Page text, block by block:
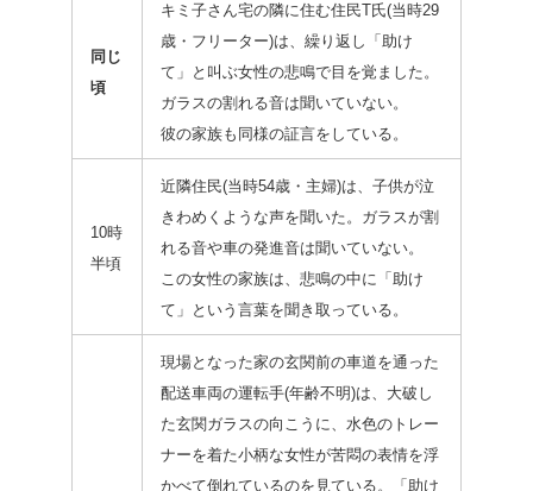
同じ
頃
キミ子さん宅の隣に住む住民T氏(当時29
歳・フリーター)は、繰り返し「助け
て」と叫ぶ女性の悲鳴で目を覚ました。
ガラスの割れる音は聞いていない。
彼の家族も同様の証言をしている。
10時
半頃
近隣住民(当時54歳・主婦)は、子供が泣
きわめくような声を聞いた。ガラスが割
れる音や車の発進音は聞いていない。
この女性の家族は、悲鳴の中に「助け
て」という言葉を聞き取っている。
現場となった家の玄関前の車道を通った
配送車両の運転手(年齢不明)は、大破し
た玄関ガラスの向こうに、水色のトレー
ナーを着た小柄な女性が苦悶の表情を浮
かべて倒れているのを見ている。「助け